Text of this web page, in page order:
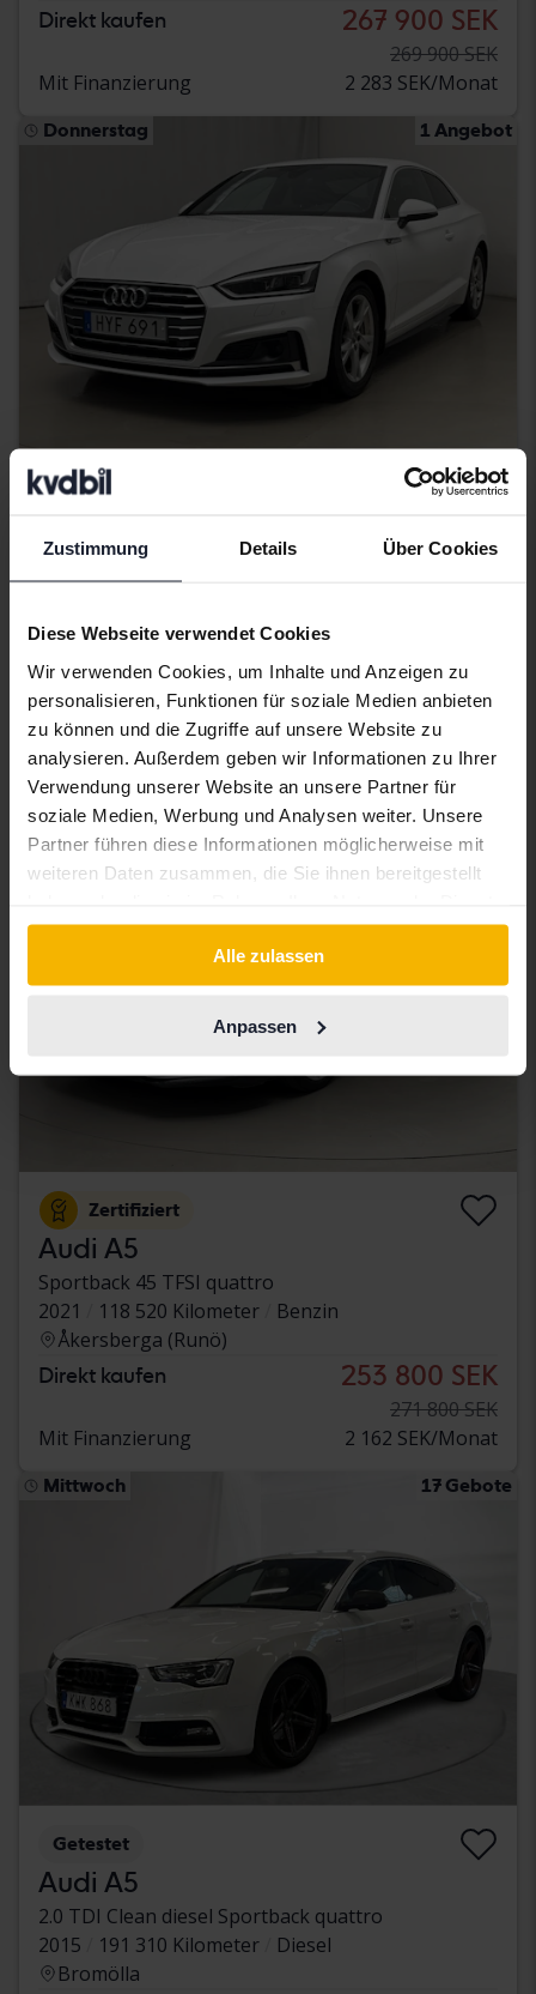
Zustimmung Details Über Cookies
Diese Webseite verwendet Cookies
Wir verwenden Cookies, um Inhalte und Anzeigen zu
personalisieren, Funktionen für soziale Medien anbieten
zu können und die Zugriffe auf unsere Website zu
analysieren. Außerdem geben wir Informationen zu Ihrer
Verwendung unserer Website an unsere Partner für
soziale Medien, Werbung und Analysen weiter. Unsere
Partner führen diese Informationen möglicherweise mit
weiteren Daten zusammen, die Sie ihnen bereitgestellt
gesammelt haben.
Alle zulassen
Anpassen
Direkt kaufen 267 900 SEK
269 900 SEK
Mit Finanzierung
2 283 SEK/Monat
Donnerstag 1 Angebot
Zertifiziert
2.0 TDI Coupé quattro
2018
105 600 Kilometer
Mit Finanzierung 1 108 SEK/Monat
Direkt kaufen 229 800 SEK
244 800 SEK
Mit Finanzierung
1 958 SEK/Monat
Ermäßigter Preis
Zertifiziert
Audi A5
Sportback 45 TFSI quattro
2021
118 520 Kilometer
Benzin
Åkersberga (Runö)
Direkt kaufen 253 800 SEK
271 800 SEK
Mit Finanzierung
2 162 SEK/Monat
Mittwoch 17 Gebote
Getestet
Audi A5
2.0 TDI Clean diesel Sportback quattro
2015
191 310 Kilometer
Diesel
Bromölla